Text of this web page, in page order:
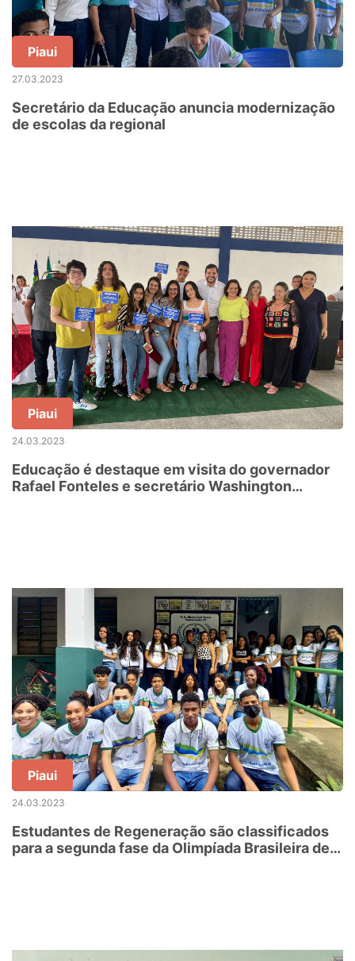
Piaui
27.03.2023
Secretário da Educação anuncia modernização
de escolas da regional
Piaui
24.03.2023
Educação é destaque em visita do governador
Rafael Fonteles e secretário Washington
Piaui
24.03.2023
Estudantes de Regeneração são classificados
para a segunda fase da Olimpíada Brasileira de